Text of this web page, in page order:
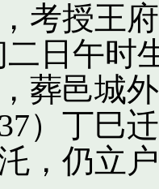
考授王
日午时
葬邑城
）丁巳
，仍立